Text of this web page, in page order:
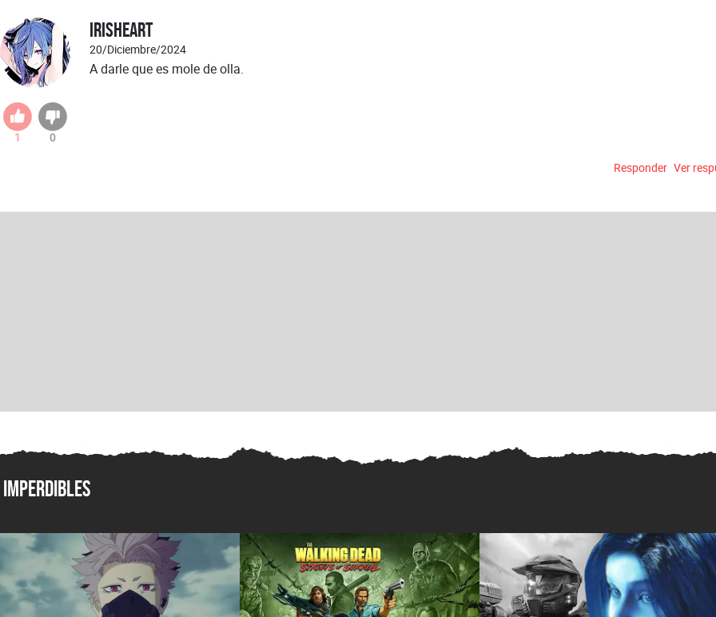
IrisHeart
20/Diciembre/2024
1 0
A darle que es mole de olla.
Responder Ver
Imperdibles